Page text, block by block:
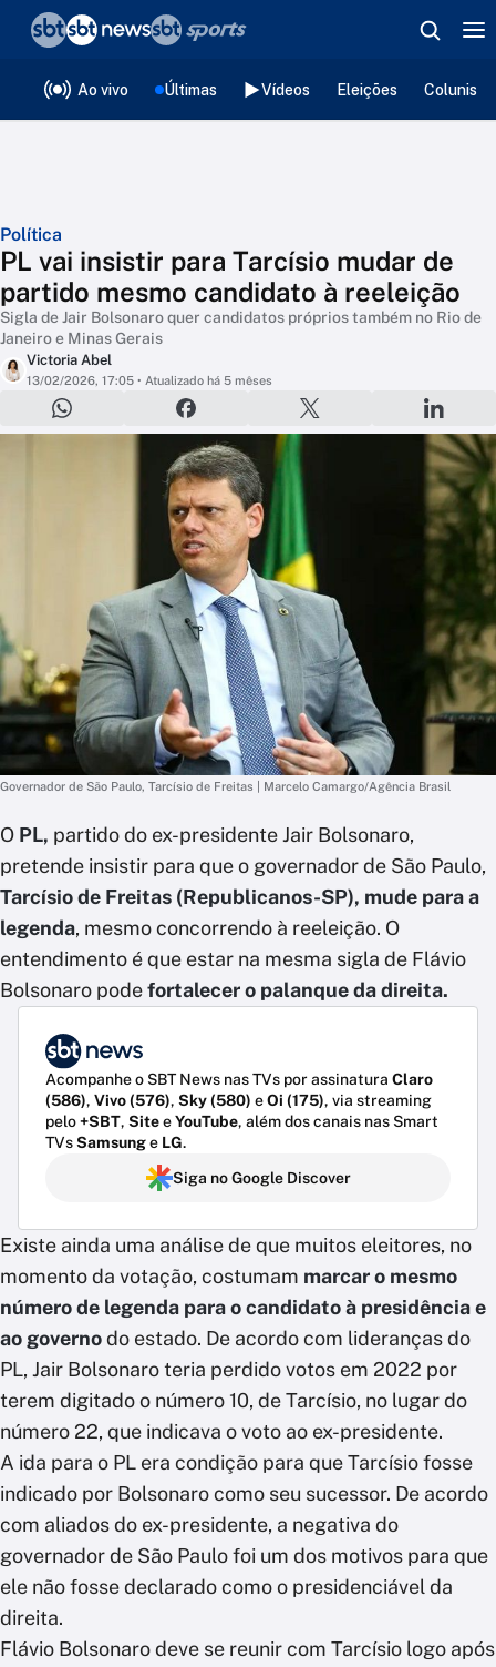
Ao vivo Últimas Vídeos Eleições
Política
PL vai insistir para Tarcísio mudar de
partido mesmo candidato à reeleição
Sigla de Jair Bolsonaro quer candidatos próprios também no Rio de
Janeiro e Minas Gerais
Victoria Abel
13/02/2026, 17:05 • Atualizado há 5 mêses
Governador de São Paulo, Tarcísio de Freitas | Marcelo Camargo/Agência Brasil
O PL, partido do ex-presidente Jair Bolsonaro,
pretende insistir para que o governador de São Paulo,
Tarcísio de Freitas (Republicanos-SP), mude para a
legenda, mesmo concorrendo à reeleição. O
entendimento é que estar na mesma sigla de Flávio
Bolsonaro podefortalecer o palanque da direita.
Acompanhe o SBT News nas TVs por assinatura Claro
(586), Vivo (576), Sky (580) eOi (175), via streaming
pelo+SBT, SiteeYouTube, além dos canais nas Smart
TVsSamsunge LG.
Siga no Google Discover
Existe ainda uma análise de que muitos eleitores, no
momento da votação, costumam marcar o mesmo
número de legenda para o candidato à presidência e
ao governodo estado. De acordo com lideranças do
PL, Jair Bolsonaro teria perdido votos em 2022 por
terem digitado o número 10, de Tarcísio, no lugar do
número 22, que indicava o voto ao ex-presidente.
A ida para o PL era condição para que Tarcísio fosse
indicado por Bolsonaro como seu sucessor. De acordo
com aliados do ex-presidente, a negativa do
governador de São Paulo foi um dos motivos para que
ele não fosse declarado como o presidenciável da
direita.
Flávio Bolsonaro deve se reunir com Tarcísio logo após
❮voltar
Editorias